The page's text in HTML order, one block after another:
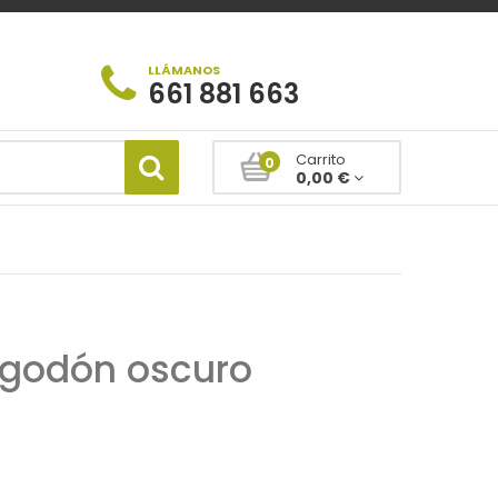
LLÁMANOS
661 881 663
0 Carrito
0,00 €
oscuro